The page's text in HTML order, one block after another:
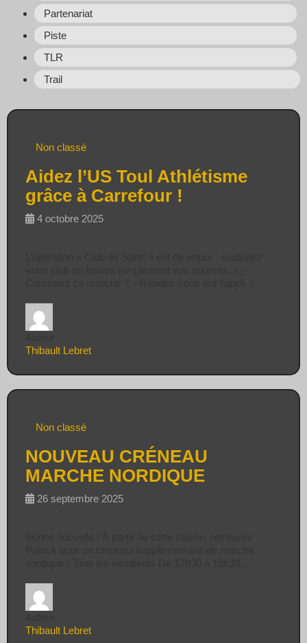
Partenariat
Piste
TLR
Trail
Non classé
Aidez l’US Toul Athlétisme
grâce à Carrefour !
4 octobre 2025
Thibault Lebret
Non classé
NOUVEAU CRÉNEAU
MARCHE NORDIQUE
26 septembre 2025
Thibault Lebret